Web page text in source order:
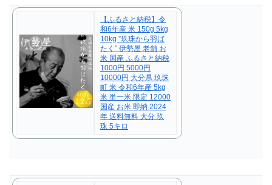
【ふるさと納税】令
和6年産 米 150g 5kg
10kg ”玖珠から羽ば
たく” 伊勢屋 老舗 お
米 国産 ふるさと納税
1000円 5000円
10000円 大分県 玖珠
町 米 令和6年産 5kg
米 単一米 限定 12000
国産 お米 即納 2024
年 送料無料 大分 玖
珠 5キロ